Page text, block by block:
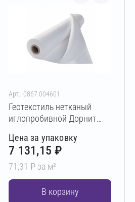
Арт.: 0867.004601
Геотекстиль нетканый
иглопробивной Дорнит
Цена за упаковку
7 131,15 ₽
71,31 ₽ за м²
В корзину